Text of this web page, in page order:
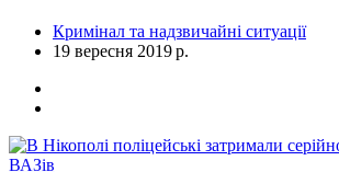
Кримінал та надзвичайні ситуації
19 вересня 2019 р.